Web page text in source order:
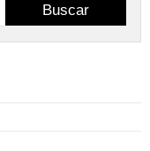
Buscar